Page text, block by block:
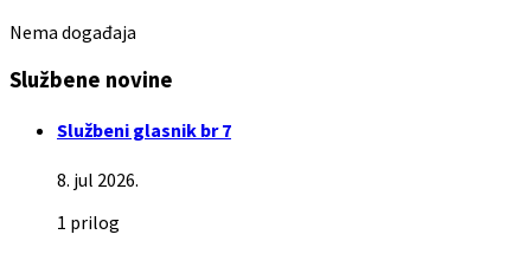
Nema događaja
Službene novine
Službeni glasnik br 7
8. jul 2026.
1 prilog